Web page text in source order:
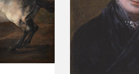
CATÁLOGO